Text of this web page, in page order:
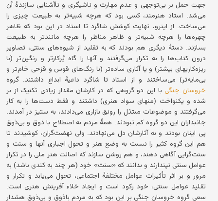
جهت حمل بر بی‌توجهی و عدم مهارت و ناشیگری و نا‌آشنایی سازندهٔ آن
می‌شد. استاد هنرمند، کسی بود که هرچه شبیه‌تر به طبیعت چیزی را
می‌ساخت. از اینرو، نهایت کوشش شاگرد تا استاد در این بود که ظاهر
چهره‌ها را هرچه شبیه‌تر و ظاهر مناظر را هرچه مانند‌تر به طبیعت
بسازند. دستهٔ دیگری هم بودند که به تقلید از شیوه‌های سنتی، تصاویر
درون کتاب‌ها را به تکرار می‌گرفتند و آنها را گاه پُرکارتر و رنگین‌تر (با
ریزه‌کاریهای بیشتر) و یا آثاری ساده‌تر (با رنگ‌های قوس و قزحی خام‌تر و
بی‌مایه‌تر) می‌ساختند و از استاد تا شاگرد داعیهٔ ابداع داشتند. گروه
خروسان جنگی با این دو گروهی که در کارشان مقدار زیادی تکنیک از بر
شده و یکنواخت (منهای سواد هنری) داشتند و فقط دست‌ها را به کار
می‌گرفتند و موضوعات مبتذل را رونق بازاری می‌دادند، به ستیز در ‌آمدند.
جانبداران این دو گروه کم نبودند. همهٔ مردم به اصطلاح با ذوق و بی‌ذوق
پی اینان بودند و به آثارشان دل می‌نهادند. ولی نهضت‌گران، کوشیدند تا
هم این گروه کثیر را نسبت به وضع هنر و تحول اجباری آنها و سنت و
سنت‌گرایی آگاهی دهند، و هم روشن سازند که اصالت هنر ملی را در تکرار
عوامل سنتی نپندارند و بدانند که «سنت» خود (هر چند به کندی باشد) به
مرور و بر اثر تأثیرات عوامل مختلفهٔ اجتماعی، تحول می‌یابد و تکرار و
تقلید عوامل سنتی، خود رکود است و ایجاد خلاء آفرینش هنری است.
سعی گروه خروسان جنگی بر این بود که به مردم باذوق و بی‌ذوق هشدار